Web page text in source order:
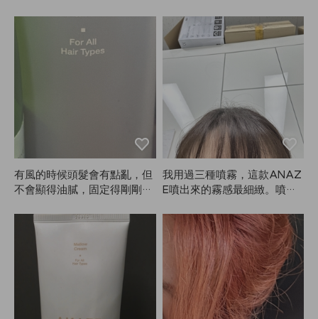
刷子，洗頭時指甲也不會裂
開，現在沒有它真的沒辦法洗
受損的。像Simong***這種產
品太輕薄了，還得根據每個人
的髮質和喜歡的香味準備很多
種產品，推薦起來真的很麻
煩。但ANAZE的Mellow Crea
m，不論是嚴重受損還是一般
受損的頭髮都適用，香味大家
都很喜歡。我最喜歡的是用完
手上完全不油膩，而且用量很
省，整體非常滿意。
有風的時候頭髮會有點亂，但
不會顯得油膩，固定得剛剛
我用過三種噴霧，這款ANAZ
E噴出來的霧感最細緻。噴的
太久（不過噴的時候心情很
好）。我其實噴得滿多的，雖
然定型力不是特別強，但固定
效果還算適中，我覺得可以。
之前網購過日本噴霧，用完頭
髮受損，洗完頭還是覺得怪怪
的，所以換成了美髮師用的產